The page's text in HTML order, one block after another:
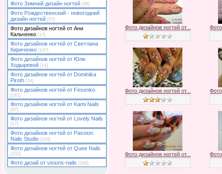
Фото дизайнов ногтей от...
Фото дизайнов ногтей от...
Фото дизайнов ногтей от...
Фото Зимний дизайн ногтей [98]
Фото Рождественский - новогодний
дизайн ногтей
[57]
Фото дизайнов ногтей от Ани
Кальченко
[17]
Фото дизайнов ногтей от Светлана
Кириченко
[147]
Фото дизайнов ногтей от Юли
Ходыревой
[14]
Фото дизайнов ногтей от Dominika
Piroth
[34]
Фото дизайнов ногтей от Fesenko
[181]
Фото дизайнов ногтей от Kami Nails
[87]
Фото дизайнов ногтей от Lovely Nails
[17]
Фото дизайнов ногтей от Passion
Nails Studio
[104]
Фото дизайнов ногтей от Quee Nails
[232]
Фото дизай от visions-nails [248]